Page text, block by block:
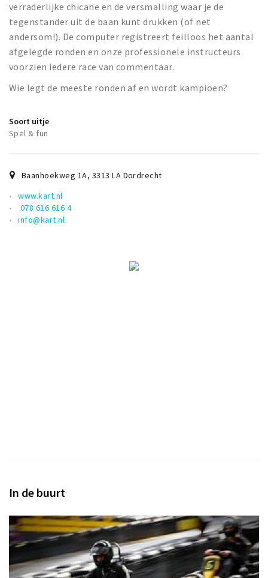
verraderlijke chicane en de versmalling waar je de
tegenstander uit de baan kunt drukken (of net
andersom!). De computer registreert feilloos het aantal
afgelegde ronden en onze professionele instructeurs
voorzien iedere race van commentaar.
Wie legt de meeste ronden af en wordt kampioen?
Soort uitje
Spel & fun
Baanhoekweg 1A, 3313 LA Dordrecht
www.kart.nl
078 616 616 4
info@kart.nl
In de buurt